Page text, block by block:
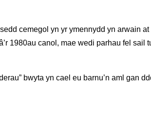
cemegol yn yr ymennydd yn arwain at
1980au canol, mae wedi parhau fel
bwyta yn cael eu barnu’n aml gan